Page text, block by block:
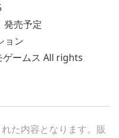
発売予定
ョン
ームス All rights
た内容となります。販